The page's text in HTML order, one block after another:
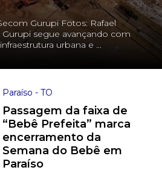
Gurupi Fotos: Rafael
Gurupi segue avançando com
urbana e ...
Paraíso - TO
Passagem da faixa de
“Bebê Prefeita” marca
encerramento da
Semana do Bebê em
Paraíso